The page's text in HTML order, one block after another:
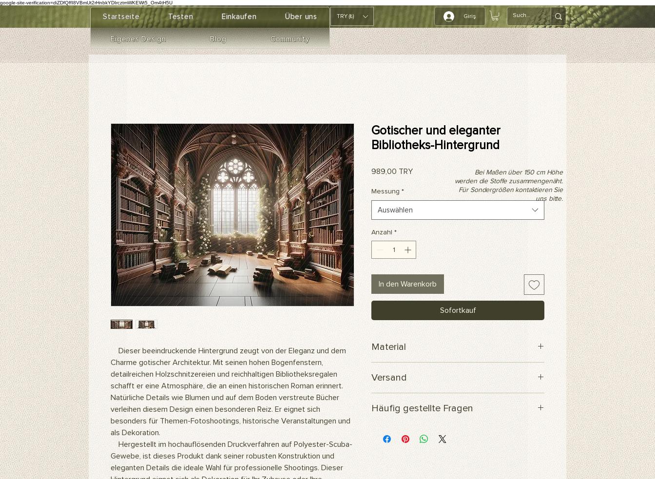
google-site-verification=diZDfQffI8VBmUt2rHnbkYDIrcztmWKEWt5_Om4tH5U
Startseite Testen Einkaufen Über uns
Eigenes Design Blog Community
TRY (₺) Giriş
Dieser beeindruckende Hintergrund zeugt von der Eleganz und dem
Charme gotischer Architektur. Mit seinen hohen Bogenfenstern,
detailreichen Holzschnitzereien und reichhaltigen Bibliotheksregalen
schafft er eine Atmosphäre, die an einen historischen Roman erinnert.
Natürliche Details wie Blumen und auf dem Boden verstreute Bücher
verleihen diesem Design einen besonderen Reiz. Er eignet sich
besonders für Themen-Fotoshootings, historische Veranstaltungen und
als Dekoration.
Hergestellt im hochauflösenden Druckverfahren auf Polyester-Scuba-
Gewebe, ist dieses Produkt dank seiner robusten Konstruktion und
eleganten Details die ideale Wahl für professionelle Shootings. Dieser
Gotischer und eleganter
Bibliotheks-Hintergrund
989,00 TRYPreis
Messung *
Auswählen
Anzahl *
In den Warenkorb
Sofortkauf
Material
Versand
Ihre Bestellung wird innerhalb von 3 Werktagen
versendet.
Häufig gestellte Fragen
Unsere Bilder werden auf strapazierfähigem,
hochwertigem Polyester-Scuba-Stoff gedruckt. Dieser
Stoff ist flexibel und strapazierfähig und eignet sich
daher ideal für langlebige Hintergrunddrucke für
Bei Maßen über 150 cm Höhe
werden die Stoffe zusammengenäht.
Für Sondergrößen kontaktieren Sie
uns bitte.